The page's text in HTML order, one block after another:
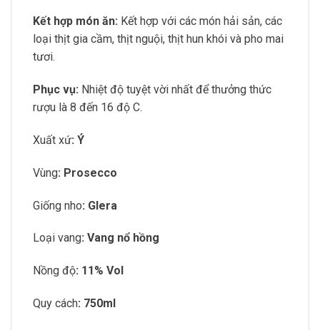
Kết hợp món ăn: Kết hợp với các món hải sản, các
loại thịt gia cầm, thịt nguội, thịt hun khói và pho mai
tươi.
Phục vụ: Nhiệt độ tuyệt vời nhất để thưởng thức
rượu là 8 đến 16 độ C.
Xuất xứ: Ý
Vùng: Prosecco
Giống nho: Glera
Loại vang: Vang nổ hồng
Nồng độ: 11% Vol
Quy cách: 750ml